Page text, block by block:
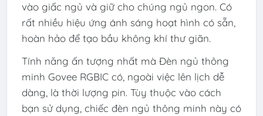
vào giấc ngủ và giữ cho chúng ngủ ngon. Có
rất nhiều hiệu ứng ánh sáng hoạt hình có sẵn,
hoàn hảo để tạo bầu không khí thư giãn.
Tính năng ấn tượng nhất mà Đèn ngủ thông
minh Govee RGBIC có, ngoài việc lên lịch dễ
dàng, là thời lượng pin. Tùy thuộc vào cách
bạn sử dụng, chiếc đèn ngủ thông minh này có